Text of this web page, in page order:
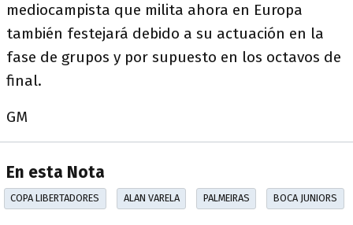
mediocampista que milita ahora en Europa
también festejará debido a su actuación en la
fase de grupos y por supuesto en los octavos de
final.
GM
En esta Nota
COPA LIBERTADORES ALAN VARELA PALMEIRAS BOCA JUNIORS